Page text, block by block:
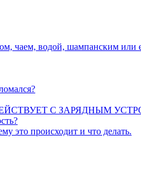
чаем, водой, шампанским или
С ЗАРЯДНЫМ
это происходит и что делать.